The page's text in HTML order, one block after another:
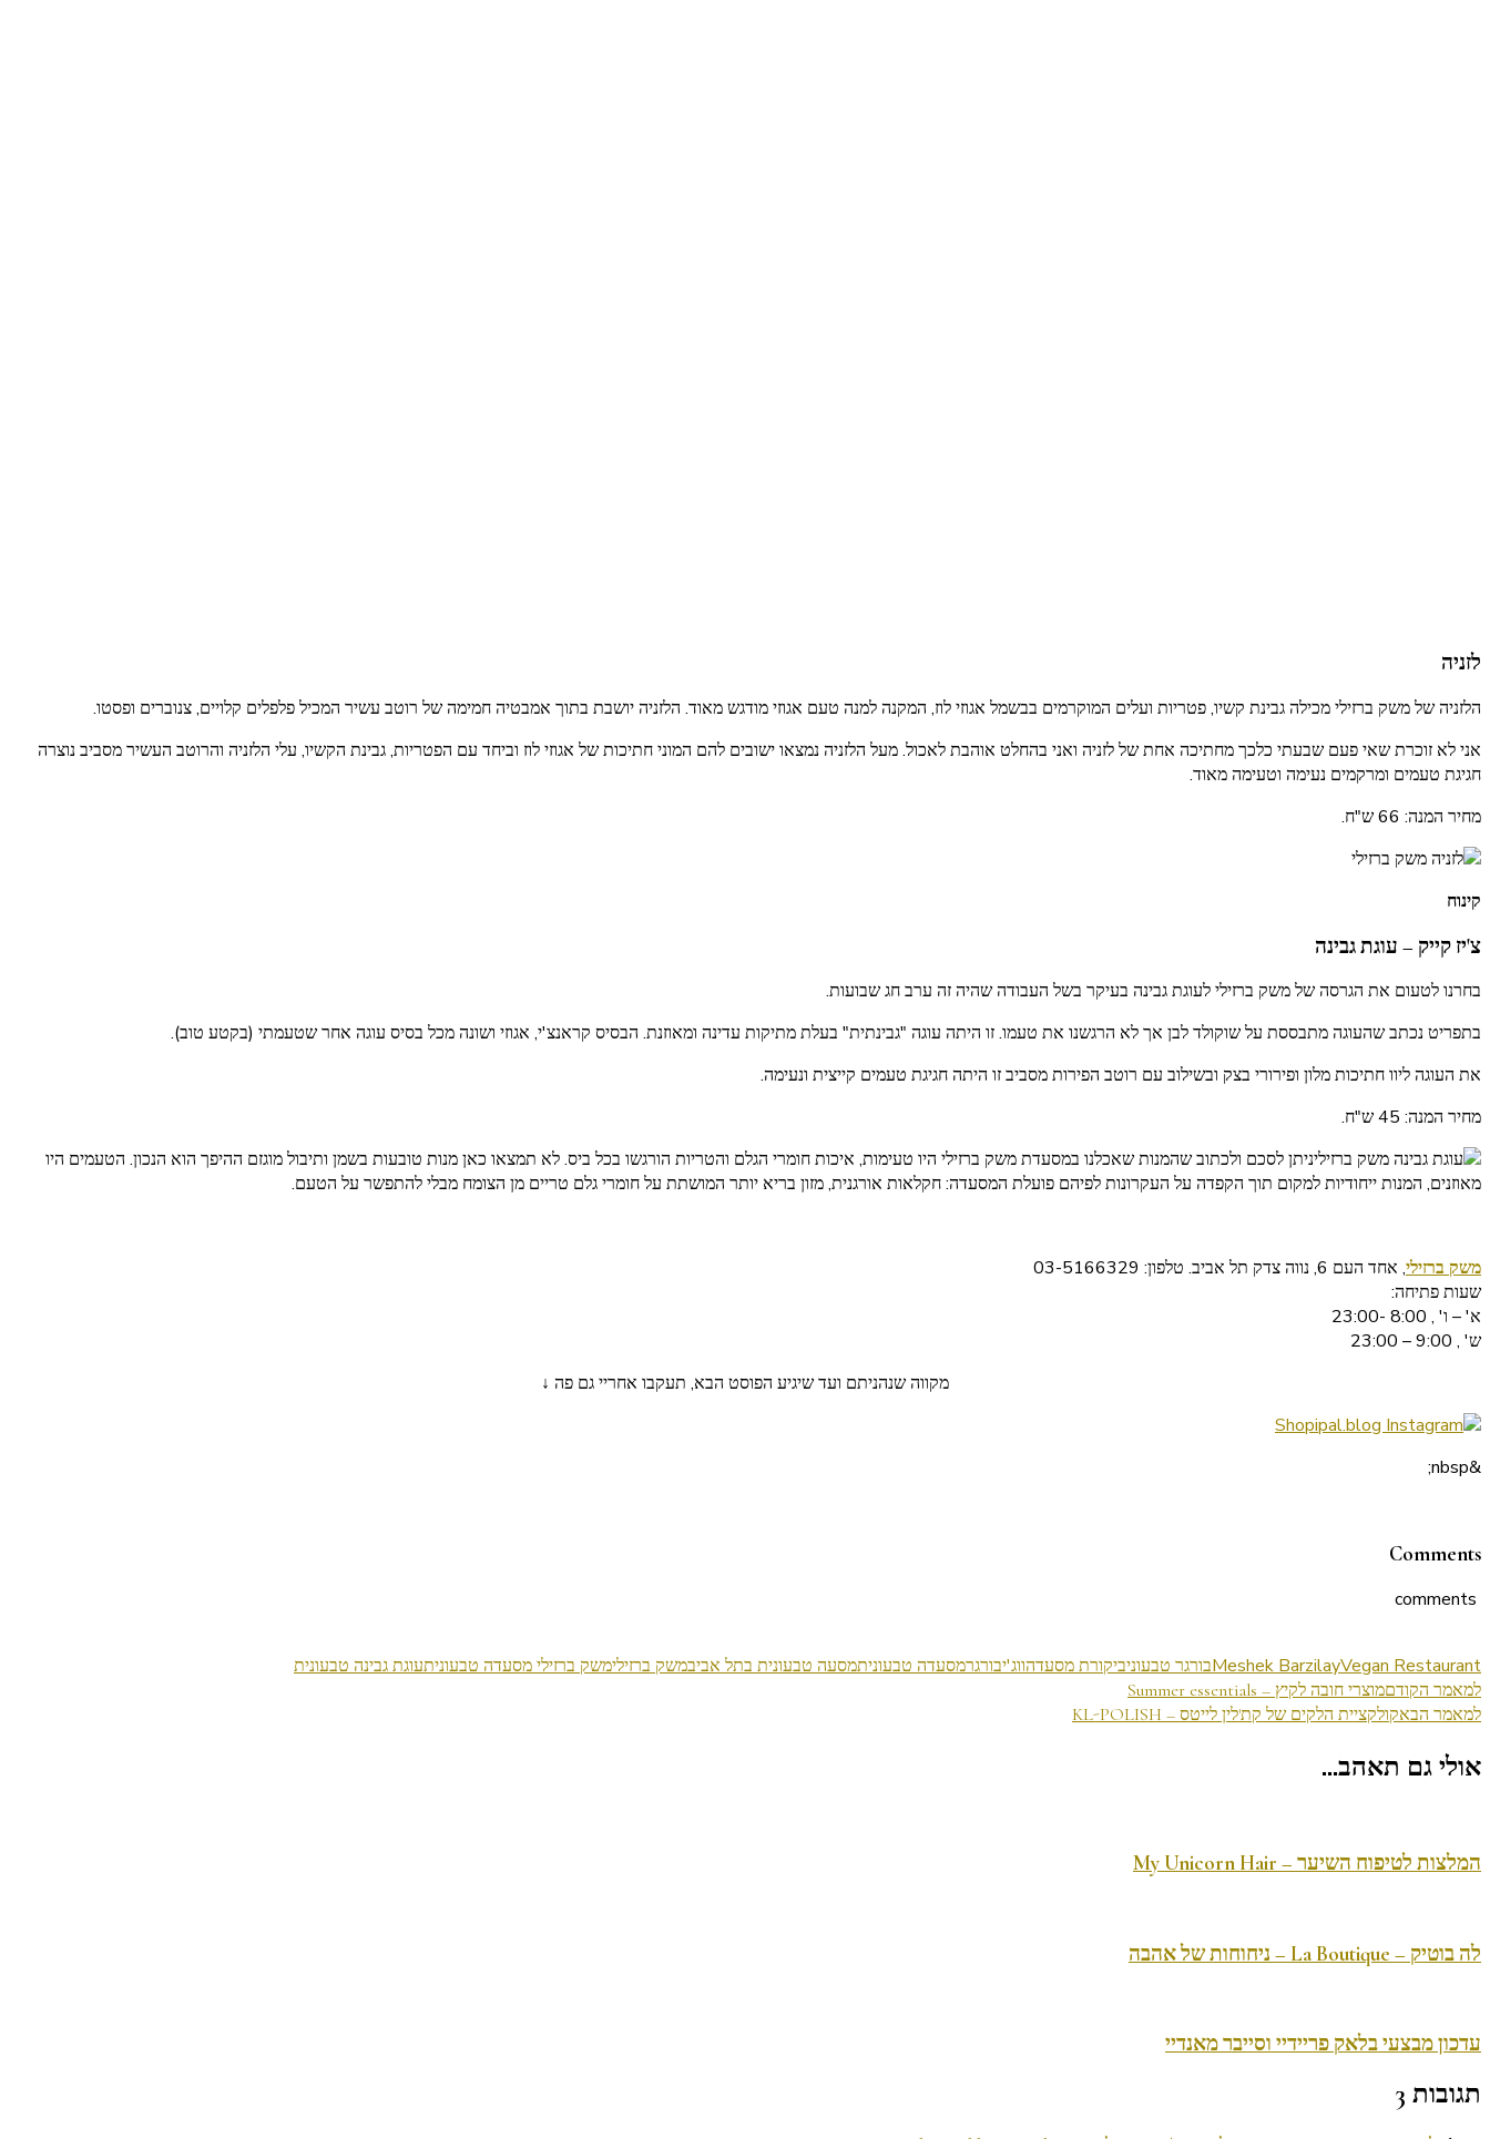
לזניה
הלזניה של משק ברזילי מכילה גבינת קשיו, פטריות ועלים המוקרמים בבשמל אגוזי לוז, המקנה למנה טעם אגוזי מודגש מאוד. הלזניה יושבת בתוך אמבטיה חמימה של רוטב עשיר המכיל פלפלים קלויים, צנוברים ופסטו.
אני לא זוכרת שאי פעם שבעתי כלכך מחתיכה אחת של לזניה ואני בהחלט אוהבת לאכול. מעל הלזניה נמצאו ישובים להם המוני חתיכות של אגוזי לוז וביחד עם הפטריות, גבינת הקשיו, עלי הלזניה והרוטב העשיר מסביב נוצרה
חגיגת טעמים ומרקמים נעימה וטעימה מאוד.
מחיר המנה: 66 ש"ח.
קינוח
צ'יז קייק – עוגת גבינה
בחרנו לטעום את הגרסה של משק ברזילי לעוגת גבינה בעיקר בשל העבודה שהיה זה ערב חג שבועות.
בתפריט נכתב שהעוגה מתבססת על שוקולד לבן אך לא הרגשנו את טעמו. זו היתה עוגה "גבינתית" בעלת מתיקות עדינה ומאוזנת. הבסיס קראנצ'י, אגוזי ושונה מכל בסיס עוגה אחר שטעמתי (בקטע טוב).
את העוגה ליוו חתיכות מלון ופירורי בצק ובשילוב עם רוטב הפירות מסביב זו היתה חגיגת טעמים קייצית ונעימה.
מחיר המנה: 45 ש"ח.
ניתן לסכם ולכתוב שהמנות שאכלנו במסעדת משק ברזילי היו טעימות, איכות חומרי הגלם והטריות הורגשו בכל ביס. לא תמצאו כאן מנות טובעות בשמן ותיבול מוגזם ההיפך הוא הנכון. הטעמים היו
מאוזנים, המנות ייחודיות למקום תוך הקפדה על העקרונות לפיהם פועלת המסעדה: חקלאות אורגנית, מזון בריא יותר המושתת על חומרי גלם טריים מן הצומח מבלי להתפשר על הטעם.
משק ברזילי, אחד העם 6, נווה צדק תל אביב. טלפון: 03-5166329
שעות פתיחה:
א' – ו' , 8:00 -23:00
ש' , 9:00 – 23:00
מקווה שנהניתם ועד שיגיע הפוסט הבא, תעקבו אחריי גם פה ↓
&nbsp;
Comments
Meshek BarzilayVegan Restaurant בורגר טבעוניביקורת מסעדהווג'יבורגרמסעדה טבעוניתמסעה טבעונית בתל אביבמשק ברזילימשק ברזילי מסעדה טבעוניתעוגת גבינה טבעונית
ניווט
בפוסטים
למאמר הקודםמוצרי חובה לקיץ – Summer essentials
למאמר הבאקולקציית הלקים של קת'לין לייטס – KL-POLISH
אולי גם תאהב...
המלצות לטיפוח השיער – My Unicorn Hair
לה בוטיק – La Boutique – ניחוחות של אהבה
עדכון מבצעי בלאק פריידיי וסייבר מאנדיי
תגובות 3